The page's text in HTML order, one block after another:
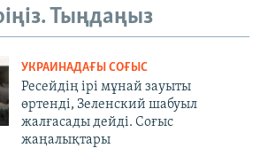
Тыңдаңыз
УКРАИНАДАҒЫ СОҒЫС
Ресейдің ірі мұнай зауыты
өртенді, Зеленский шабуыл
жалғасады дейді. Соғыс
жаңалықтары